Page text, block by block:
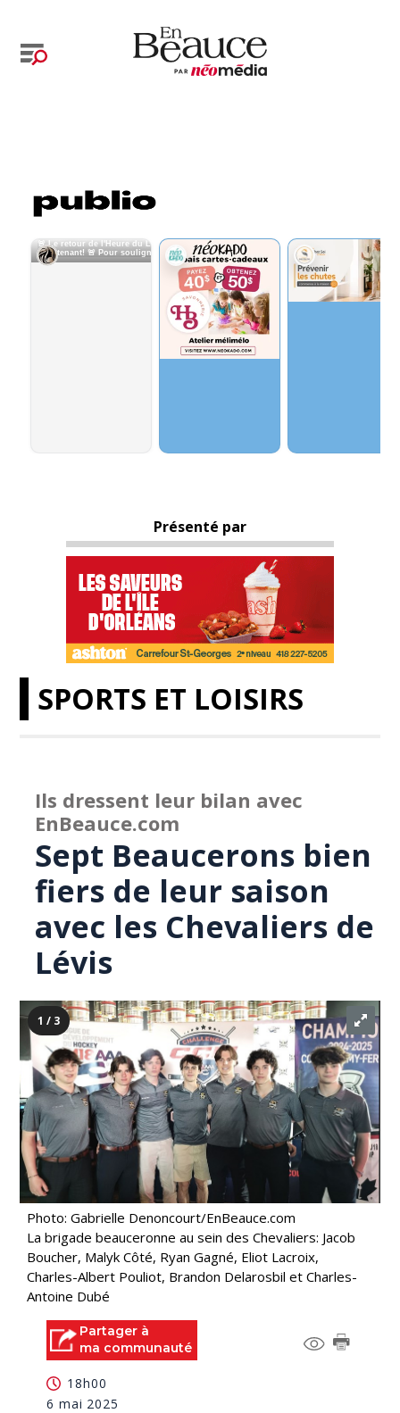
Présenté par
SPORTS ET LOISIRS
Ils dressent leur bilan avec
EnBeauce.com
Sept Beaucerons bien
fiers de leur saison
avec les Chevaliers de
Lévis
1 / 3
Photo: Gabrielle Denoncourt/EnBeauce.com
La brigade beauceronne au sein des Chevaliers: Jacob
Boucher, Malyk Côté, Ryan Gagné, Eliot Lacroix,
Charles-Albert Pouliot, Brandon Delarosbil et Charles-
Antoine Dubé
Partager à
ma communauté
18h00
6 mai 2025